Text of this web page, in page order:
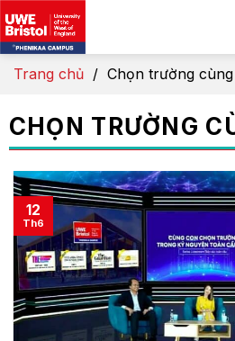
Skip
to
content
Trang chủ / Chọn trường
CHỌN TRƯỜNG
12
Th6